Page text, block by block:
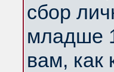
сбор
младше
вам, как